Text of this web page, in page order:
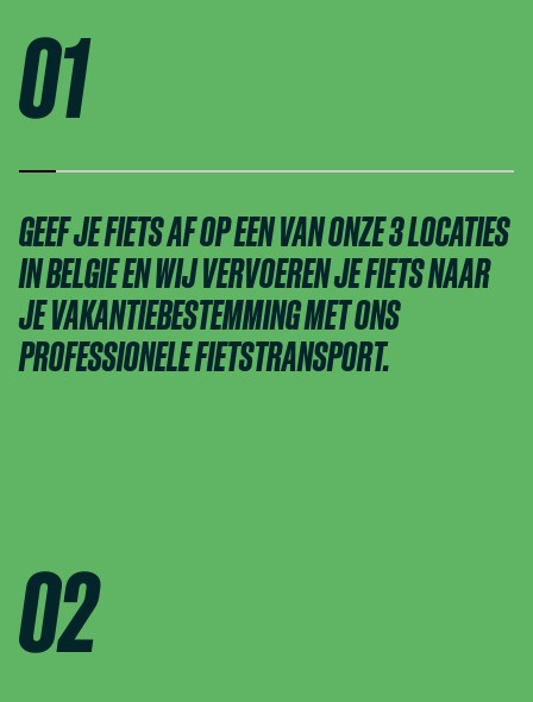
01
GEEF JE FIETS AF OP EEN VAN ONZE 3 LOCATIES
IN BELGIE EN WIJ VERVOEREN JE FIETS NAAR
JE VAKANTIEBESTEMMING MET ONS
PROFESSIONELE FIETSTRANSPORT.
02